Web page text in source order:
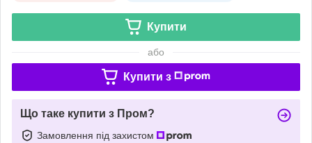
Купити
або
Купити з
Що таке купити з Пром?
Замовлення під захистом